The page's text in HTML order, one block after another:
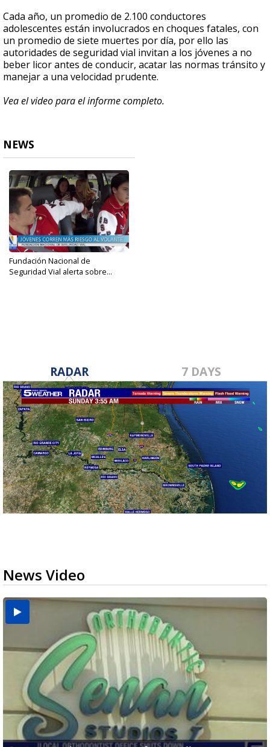
Cada año, un promedio de 2.100 conductores
adolescentes están involucrados en choques fatales, con
un promedio de siete muertes por día, por ello las
autoridades de seguridad vial invitan a los jóvenes a no
beber licor antes de conducir, acatar las normas tránsito y
manejar a una velocidad prudente.
Vea el video para el informe completo.
NEWS
Fundación Nacional de
Seguridad Vial alerta sobre...
RADAR 7 DAYS
News Video
USDA inspector withdrawal halts Michoacán